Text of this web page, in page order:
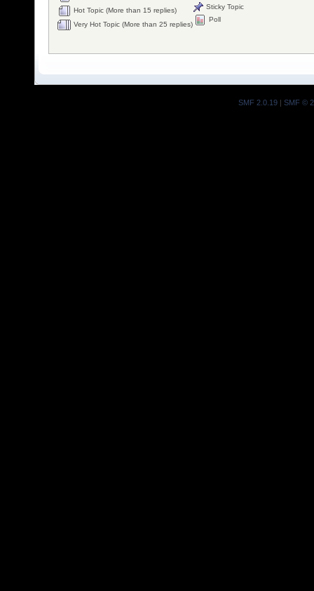
Hot Topic (More than 15 replies)
Very Hot Topic (More than 25 replies)
Sticky Topic
Poll
SMF 2.0.19 | SMF ©